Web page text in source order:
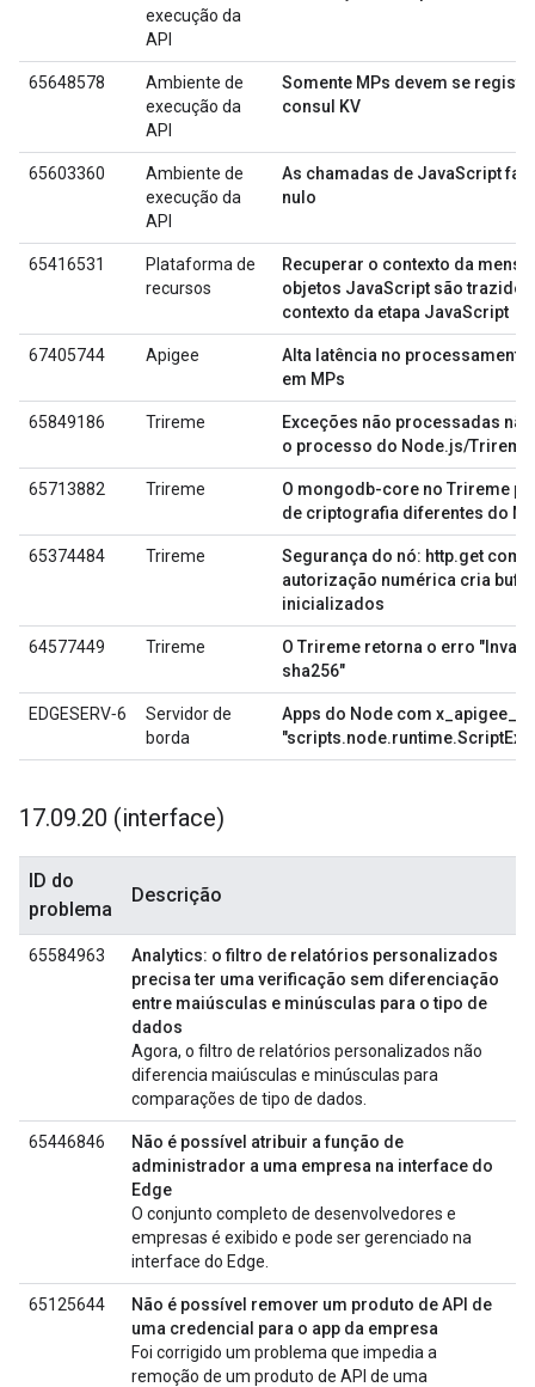
execução da
API
65648578
Ambiente de
execução da
API
Somente MPs devem se
consul KV
65603360
Ambiente de
execução da
API
As chamadas de JavaScript
nulo
65416531
Plataforma de
recursos
Recuperar o contexto da
objetos JavaScript são
contexto da etapa JavaScript
67405744 Apigee
Alta latência no
em MPs
65849186 Trireme
Exceções não processadas
o processo do Node.js/
65713882 Trireme
O mongodb-core no Trireme
de criptografia diferentes do
65374484 Trireme
Segurança do nó: http.get com
autorização numérica cria
inicializados
64577449 Trireme
O Trireme retorna o erro
sha256"
EDGESERV‑6
Servidor de
borda
Apps do Node com
17.09.20 (interface)
ID do
problema
Descrição
65584963
Analytics: o filtro de relatórios personalizados
precisa ter uma verificação sem diferenciação
entre maiúsculas e minúsculas para o tipo de
dados
Agora, o filtro de relatórios personalizados não
diferencia maiúsculas e minúsculas para
comparações de tipo de dados.
65446846
Não é possível atribuir a função de
administrador a uma empresa na interface do
Edge
O conjunto completo de desenvolvedores e
empresas é exibido e pode ser gerenciado na
interface do Edge.
65125644
Não é possível remover um produto de API de
uma credencial para o app da empresa
Foi corrigido um problema que impedia a
remoção de um produto de API de uma